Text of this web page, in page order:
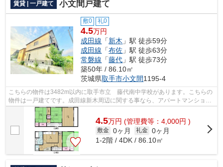
賃貸 | 一戸建て 小文間戸建て
敷0 礼0
4.5万円
成田線 「新木 」駅 徒歩59分
成田線 「布佐 」駅 徒歩63分
常磐線 「藤代 」駅 徒歩73分
築50年 / 86.10㎡
茨城県取手市小文間1195-4
こちらの物件は3482m以内に取手市立 藤代南中学校があります。こちらの
物件は一戸建てです。成田線新木周辺に関する事なら、アパートマンション
館 取手店にお問い合わせ下さい。0297...
4.5万円 (管理費等：4,000円 )
敷金 0ヶ月 礼金 0ヶ月
1-2階 / 4DK / 86.10㎡